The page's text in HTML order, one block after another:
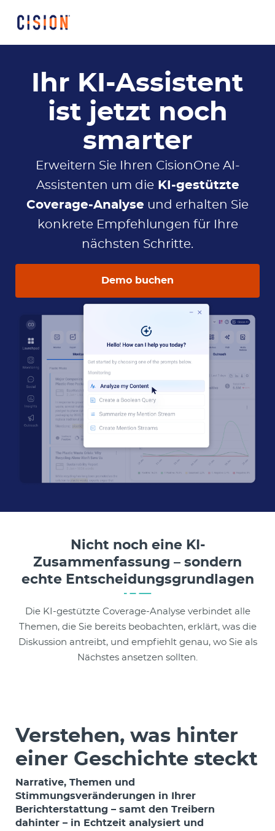
Ihr KI-Assistent
ist jetzt noch
smarter
Erweitern Sie Ihren CisionOne AI-
Assistenten um dieKI-gestützte
Coverage-Analyse und erhalten Sie
konkrete Empfehlungen für Ihre
nächsten Schritte.
Demo buchen
Nicht noch eine KI-
Zusammenfassung – sondern
echte Entscheidungsgrundlagen
Die KI-gestützte Coverage-Analyse verbindet alle
Themen, die Sie bereits beobachten, erklärt, was die
Diskussion antreibt, und empfiehlt genau, wo Sie als
Nächstes ansetzen sollten.
Verstehen, was hinter
einer Geschichte steckt
Narrative, Themen und
Stimmungsveränderungen in Ihrer
Berichterstattung – samt den Treibern
dahinter – in Echtzeit analysiert und